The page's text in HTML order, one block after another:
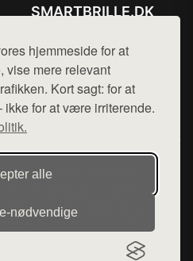
hjemmeside for at
vise mere relevant
Kort sagt: for at
ikke for at være irriterende.
alle
SMARTBRILLE.DK
Mail: hej@want.dk
Cookie- og privatlivspolitik
der udgiver en række
af forskellige produkter fra
ikke varer fra denne side - vi
varen. Vi har heller ikke